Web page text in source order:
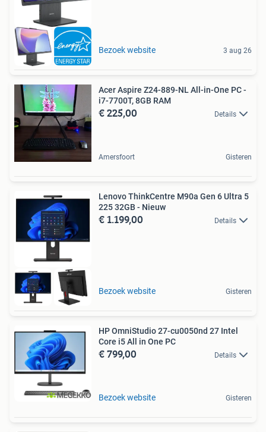
Bezoek website 3 aug 26
Acer Aspire Z24-889-NL All-in-One PC -
i7-7700T, 8GB RAM
€ 225,00 Details
Amersfoort Gisteren
Lenovo ThinkCentre M90a Gen 6 Ultra 5
225 32GB - Nieuw
€ 1.199,00 Details
Bezoek website Gisteren
HP OmniStudio 27-cu0050nd 27 Intel
Core i5 All in One PC
€ 799,00 Details
Bezoek website Gisteren